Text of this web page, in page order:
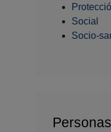
Social
Socio-